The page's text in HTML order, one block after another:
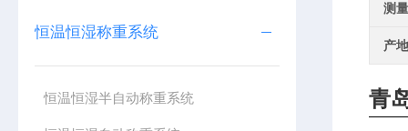
恒温恒湿称重系统
恒温恒湿半自动称重系统
测
产
青